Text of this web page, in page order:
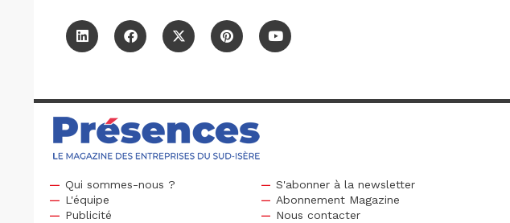
Qui sommes-nous ?
L'équipe
Publicité
S'abonner à la newsletter
Abonnement Magazine
Nous contacter